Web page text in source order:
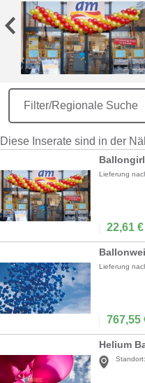
Filter/Regionale Suche
Diese Inserate sind in der
Lieferung
22,61 €
Lieferung
767,55
Helium
Standort: